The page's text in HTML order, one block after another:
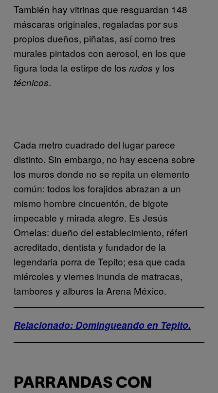
También hay vitrinas que resguardan 148
máscaras originales, regaladas por sus
propios dueños, piñatas, así como tres
murales pintados con aerosol, en los que
figura toda la estirpe de los rudos y los
técnicos.
Cada metro cuadrado del lugar parece
distinto. Sin embargo, no hay escena sobre
los muros donde no se repita un elemento
común: todos los forajidos abrazan a un
mismo hombre cincuentón, de bigote
impecable y mirada alegre. Es Jesús
Ornelas: dueño del establecimiento, réferi
acreditado, dentista y fundador de la
legendaria porra de Tepito; esa que cada
miércoles y viernes inunda de matracas,
tambores y albures la Arena México.
Relacionado: Domingueando en Tepito.
PARRANDAS CON